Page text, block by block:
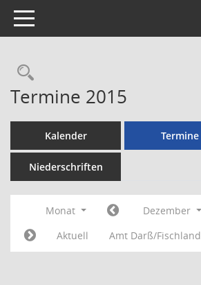
Toggle navigation
Rechercheauswahl
Termine 2015
Kalender Termine
Niederschriften
Monat Dezember
Aktuell
Amt Darß/Fischland